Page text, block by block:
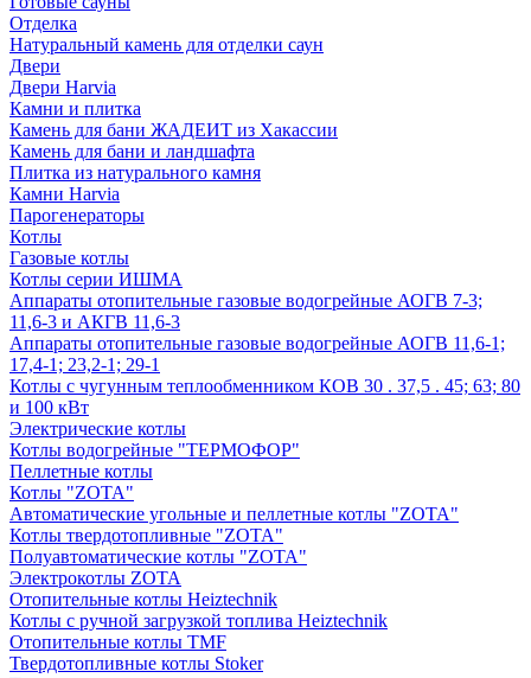
Отделка
Натуральный камень для отделки саун
Двери
Двери Harvia
Камни и плитка
Камень для бани ЖАДЕИТ из Хакассии
Камень для бани и ландшафта
Плитка из натурального камня
Камни Harvia
Парогенераторы
Котлы
Газовые котлы
Котлы серии ИШМА
Аппараты отопительные газовые водогрейные АОГВ 7-3;
11,6-3 и АКГВ 11,6-3
Аппараты отопительные газовые водогрейные АОГВ 11,6-1;
17,4-1; 23,2-1; 29-1
Котлы с чугунным теплообменником КОВ 30 . 37,5 . 45; 63; 80
и 100 кВт
Электрические котлы
Котлы водогрейные "ТЕРМОФОР"
Пеллетные котлы
Котлы "ZOTA"
Автоматические угольные и пеллетные котлы "ZOTA"
Котлы твердотопливные "ZOTA"
Полуавтоматические котлы "ZOTA"
Электрокотлы ZOTA
Отопительные котлы Heiztechnik
Котлы с ручной загрузкой топлива Heiztechnik
Отопительные котлы TMF
Твердотопливные котлы Stoker